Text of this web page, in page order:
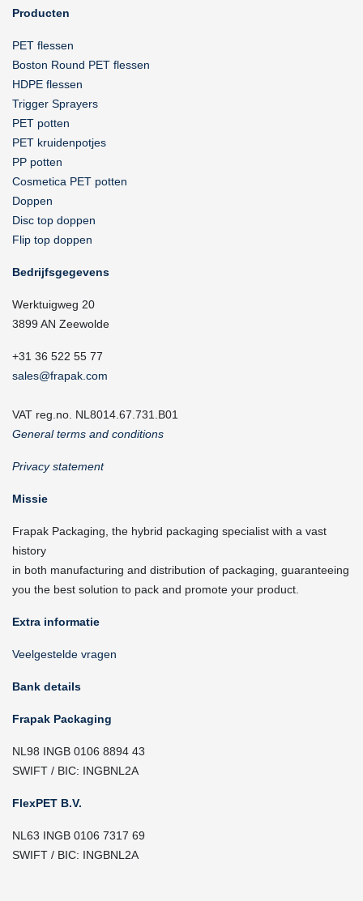
Producten
PET flessen
Boston Round PET flessen
HDPE flessen
Trigger Sprayers
PET potten
PET kruidenpotjes
PP potten
Cosmetica PET potten
Doppen
Disc top doppen
Flip top doppen
Bedrijfsgegevens
Werktuigweg 20
3899 AN Zeewolde
+31 36 522 55 77
sales@frapak.com
VAT reg.no. NL8014.67.731.B01
General terms and conditions
Privacy statement
Missie
Frapak Packaging, the hybrid packaging specialist with a vast
history
in both manufacturing and distribution of packaging, guaranteeing
you the best solution to pack and promote your product.
Extra informatie
Veelgestelde vragen
Bank details
Frapak Packaging
NL98 INGB 0106 8894 43
SWIFT / BIC: INGBNL2A
FlexPET B.V.
NL63 INGB 0106 7317 69
SWIFT / BIC: INGBNL2A